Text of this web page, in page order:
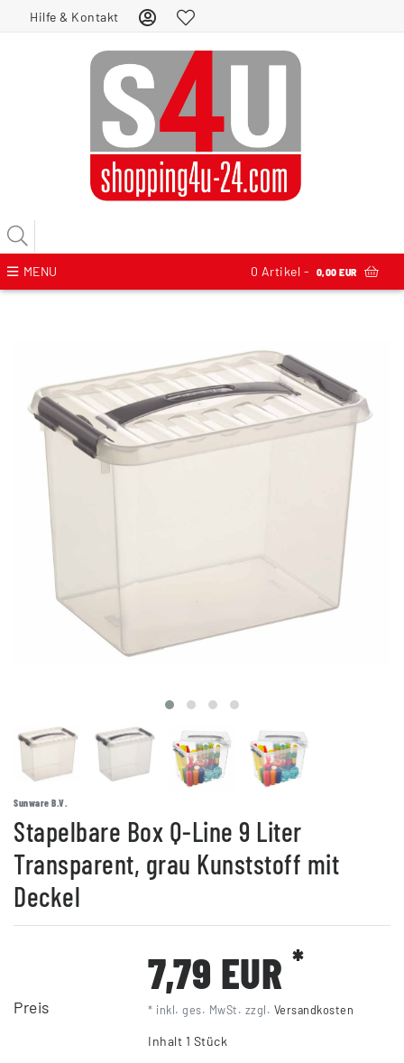
Hilfe & Kontakt
MENU 0 Artikel - 0,00 EUR
Sunware B.V.
Stapelbare Box Q-Line 9 Liter
Transparent, grau Kunststoff mit
Deckel
Preis
7,79 EUR *
* inkl. ges. MwSt. zzgl. Versandkosten
Inhalt 1 Stück